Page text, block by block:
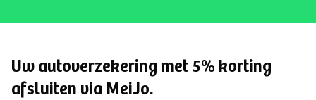
Uw autoverzekering met 5% korting
afsluiten via MeiJo.